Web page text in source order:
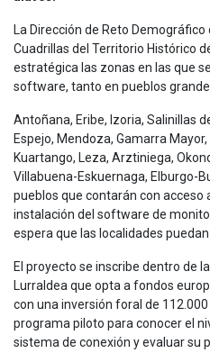
La Dirección de Reto
Cuadrillas del Territorio Histórico
estratégica las zonas en las que
software, tanto en pueblos
Antoñana, Eribe, Izoria, Salinillas
Espejo, Mendoza, Gamarra
Kuartango, Leza, Arztiniega,
Villabuena-Eskuernaga, Elburgo-
pueblos que contarán con acceso
instalación del software de
espera que las localidades
El proyecto se inscribe dentro de
Lurraldea que opta a fondos
con una inversión foral de
programa piloto para conocer el
sistema de conexión y evaluar su